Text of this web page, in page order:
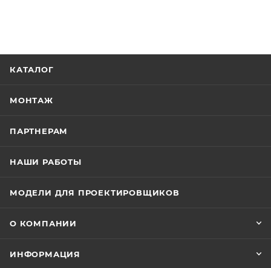
КАТАЛОГ
МОНТАЖ
ПАРТНЕРАМ
НАШИ РАБОТЫ
МОДЕЛИ ДЛЯ ПРОЕКТИРОВЩИКОВ
О КОМПАНИИ
ИНФОРМАЦИЯ